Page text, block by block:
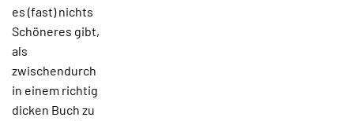
es (fast) nichts
Schöneres gibt,
als
zwischendurch
in einem richtig
dicken Buch zu